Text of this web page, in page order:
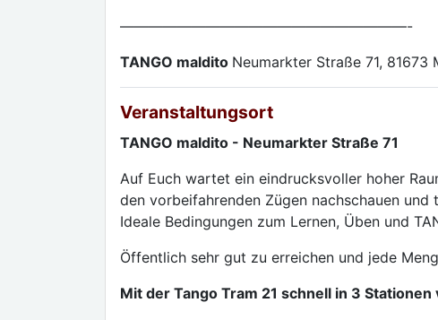
————————————————————-
TANGO maldito Neumarkter Straße 71, 81673
Veranstaltungsort
TANGO maldito - Neumarkter Straße 71
Auf Euch wartet ein eindrucksvoller hoher
den vorbeifahrenden Zügen nachschauen und
Ideale Bedingungen zum Lernen, Üben und
Öffentlich sehr gut zu erreichen und jede
Mit der Tango Tram 21 schnell in 3